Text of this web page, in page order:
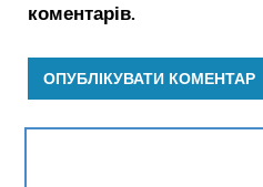
коментарів.